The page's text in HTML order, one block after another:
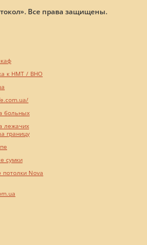
Все права защищены.
к НМТ / ВНО
больных
лежачих
границу
сумки
Nova